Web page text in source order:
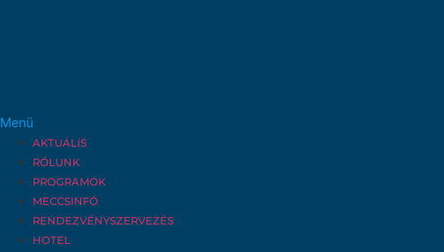
Menü
AKTUÁLIS
RÓLUNK
PROGRAMOK
MECCSINFÓ
RENDEZVÉNYSZERVEZÉS
HOTEL